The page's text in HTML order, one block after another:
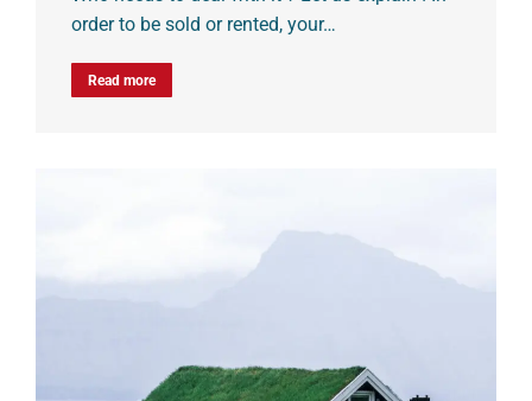
order to be sold or rented, your…
Read more